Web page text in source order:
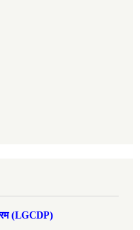
(LGCDP)